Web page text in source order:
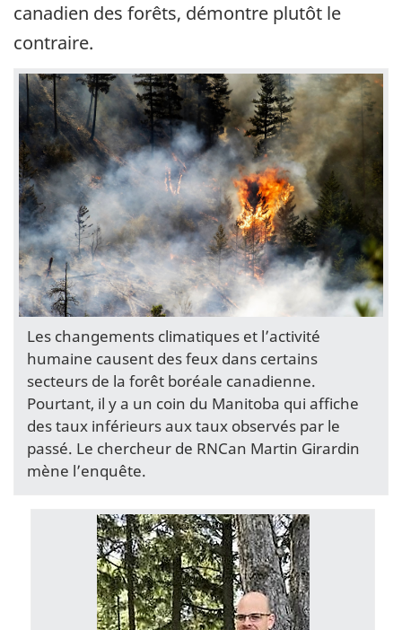
canadien des forêts, démontre plutôt le
contraire.
Les changements climatiques et l’activité
humaine causent des feux dans certains
secteurs de la forêt boréale canadienne.
Pourtant, il y a un coin du Manitoba qui affiche
des taux inférieurs aux taux observés par le
passé. Le chercheur de RNCan Martin Girardin
mène l’enquête.